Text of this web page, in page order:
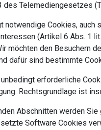
des Telemediengesetzes
notwendige Cookies,
(Artikel 6 Abs. 1
möchten den Besuchern
dafür sind bestimmte
erforderliche
Rechtsgrundlage ist
Abschnitten werden
Software Cookies